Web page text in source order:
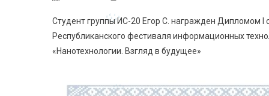
Студент группы ИС-20 Егор С. награжден Дипломом I
Республиканского фестиваля информационных
«Нанотехнологии. Взгляд в будущее»